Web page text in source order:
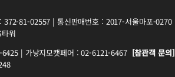
81-02557 | 통신판매번호 : 2017-서울마포-0270
워
| 가낳지모캣페어 : 02-6121-6467 [참관객 문의]